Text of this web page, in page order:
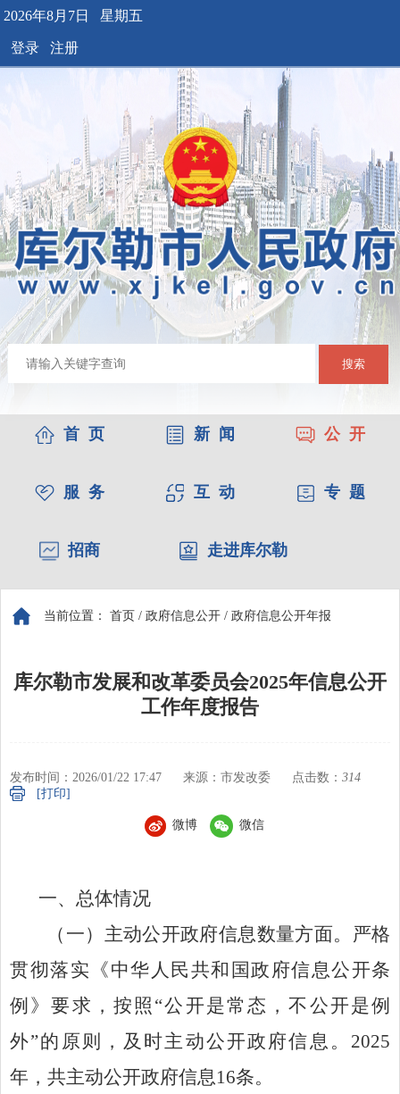
2026年8月7日 星期五
登录 注册
搜索
首 页 新 闻 公 开
服 务 互 动 专 题
招商 走进库尔勒
当前位置： 首页 / 政府信息公开 / 政府信息公开年报
库尔勒市发展和改革委员会2025年信息公开
工作年度报告
发布时间：2026/01/22 17:47 来源：市发改委 点击数： 314
[打印]
微博 微信
一、 总体情况
（一）主动公开政府信息数量方面。
严格
贯彻落实 《中华人民共和国政府信息公开条
例》要求 ，按照 “公开是常态，不公开是例
外”的原则，及时主动公开政府信息。 2025
年，共主动公开政府信息16条。